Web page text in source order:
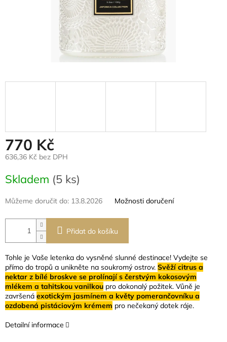
770 Kč
636,36 Kč bez DPH
cena:
Skladem (5 ks)
Můžeme doručit do: 13.8.2026 Možnosti doručení
Přidat do košíku
Tohle je Vaše letenka do vysněné slunné destinace! Vydejte se
přímo do tropů a unikněte na soukromý ostrov. Svěží citrus a
nektar z bílé broskve se prolínají s čerstvým kokosovým
mlékem a tahitskou vanilkou pro dokonalý požitek. Vůně je
završená exotickým jasmínem a květy pomerančovníku a
ozdobená pistáciovým krémem pro nečekaný dotek ráje.
Detailní informace